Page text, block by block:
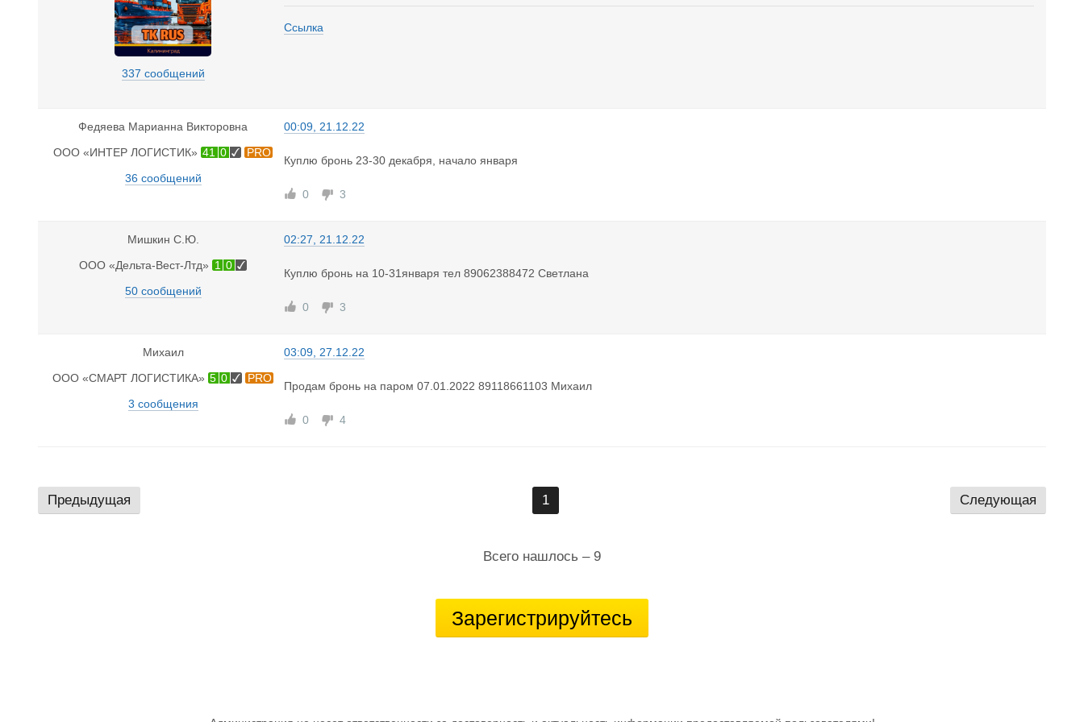
337 сообщений
Ссылка
Федяева Марианна Викторовна
ООО «ИНТЕР ЛОГИСТИК» 41 0
PRO
36 сообщений
00:09, 21.12.22
Куплю бронь 23-30 декабря, начало января
0 3
Мишкин С.Ю.
ООО «Дельта-Вест-Лтд» 1 0
50 сообщений
02:27, 21.12.22
Куплю бронь на 10-31января тел 89062388472 Светлана
0 3
Михаил
ООО «СМАРТ ЛОГИСТИКА» 5 0
PRO
3 сообщения
03:09, 27.12.22
Продам бронь на паром 07.01.2022 89118661103 Михаил
0 4
Предыдущая 1 Следующая
Всего нашлось – 9
Зарегистрируйтесь